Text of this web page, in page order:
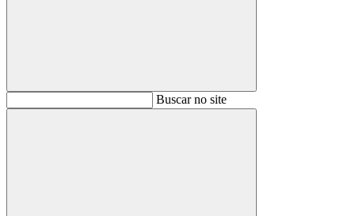
BuscarBuscar no site